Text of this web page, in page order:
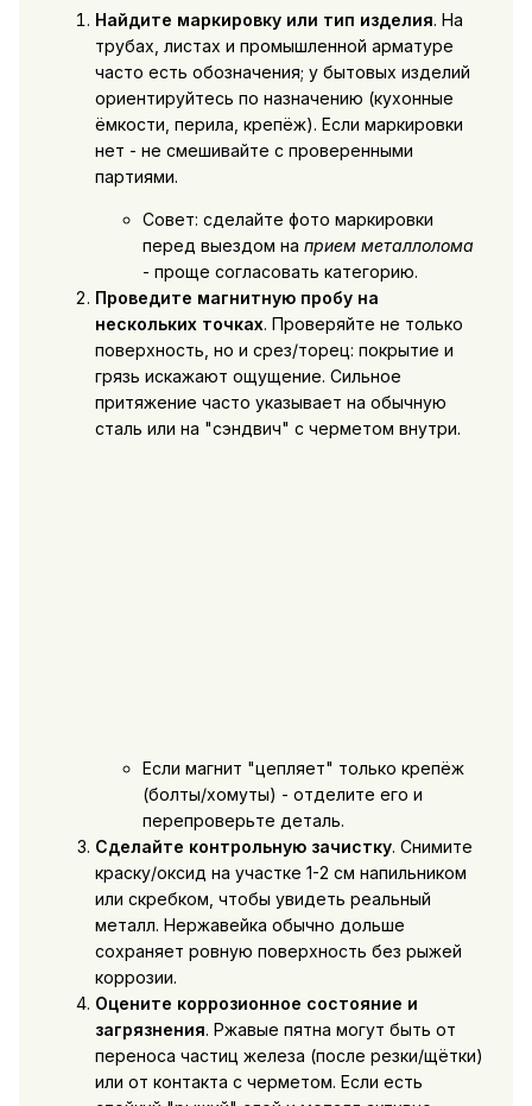
Найдите маркировку или тип изделия. На
трубах, листах и промышленной арматуре
часто есть обозначения; у бытовых изделий
ориентируйтесь по назначению (кухонные
ёмкости, перила, крепёж). Если маркировки
нет - не смешивайте с проверенными
партиями.
Совет: сделайте фото маркировки
перед выездом на прием металлолома
- проще согласовать категорию.
Проведите магнитную пробу на
нескольких точках. Проверяйте не только
поверхность, но и срез/торец: покрытие и
грязь искажают ощущение. Сильное
притяжение часто указывает на обычную
сталь или на "сэндвич" с черметом внутри.
Если магнит "цепляет" только крепёж
(болты/хомуты) - отделите его и
перепроверьте деталь.
Сделайте контрольную зачистку. Снимите
краску/оксид на участке 1-2 см напильником
или скребком, чтобы увидеть реальный
металл. Нержавейка обычно дольше
сохраняет ровную поверхность без рыжей
коррозии.
Оцените коррозионное состояние и
загрязнения. Ржавые пятна могут быть от
переноса частиц железа (после резки/щётки)
или от контакта с черметом. Если есть